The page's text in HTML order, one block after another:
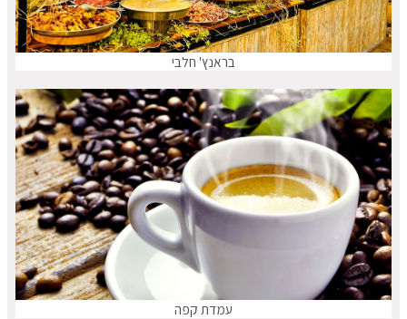
בראנץ' חלבי
עמדת קפה